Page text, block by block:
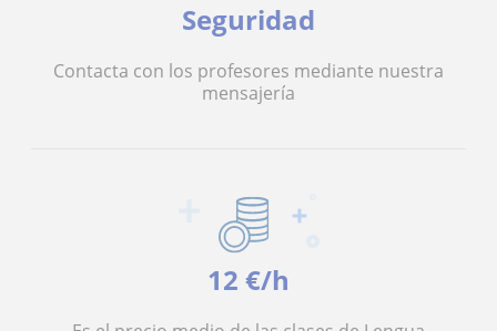
Seguridad
Contacta con los profesores mediante nuestra
mensajería
12 €/h